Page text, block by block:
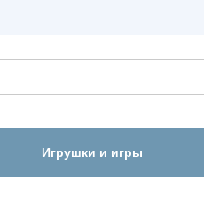
Игрушки и игры